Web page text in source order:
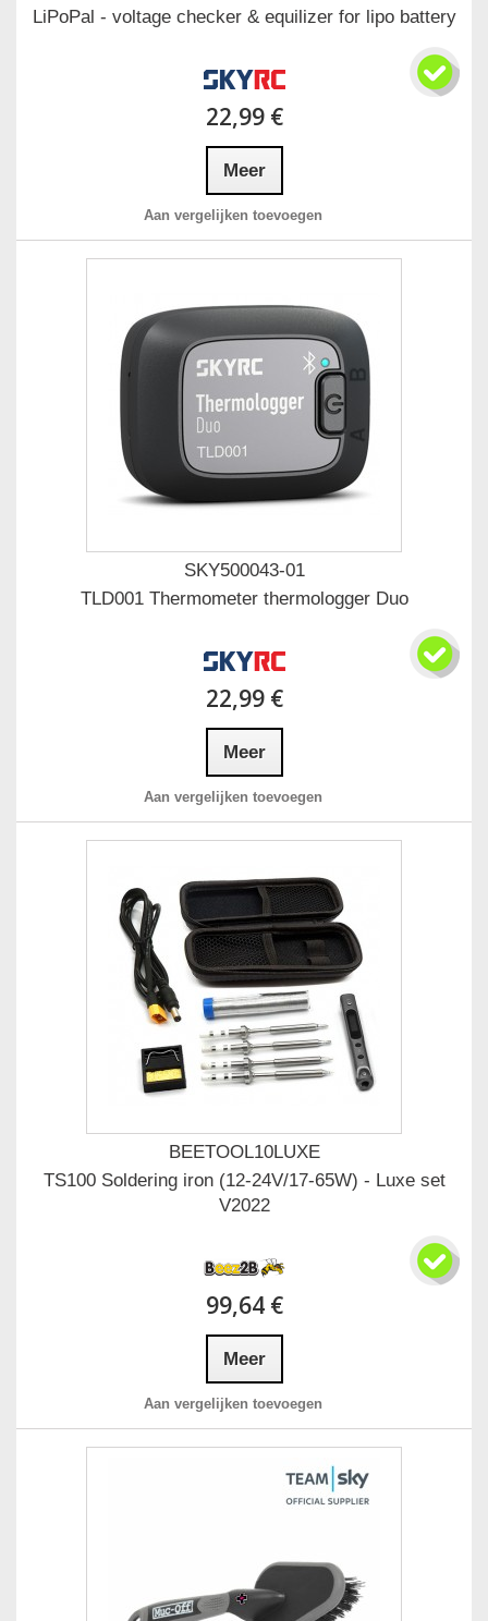
LiPoPal - voltage checker & equilizer for lipo battery
22,99 €
Meer
Aan vergelijken toevoegen
SKY500043-01
TLD001 Thermometer thermologger Duo
22,99 €
Meer
Aan vergelijken toevoegen
BEETOOL10LUXE
TS100 Soldering iron (12-24V/17-65W) - Luxe set
V2022
99,64 €
Meer
Aan vergelijken toevoegen